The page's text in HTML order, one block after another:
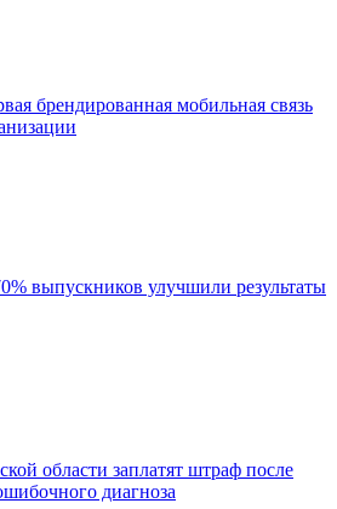
брендированная мобильная связь
выпускников улучшили результаты
области заплатят штраф после
диагноза